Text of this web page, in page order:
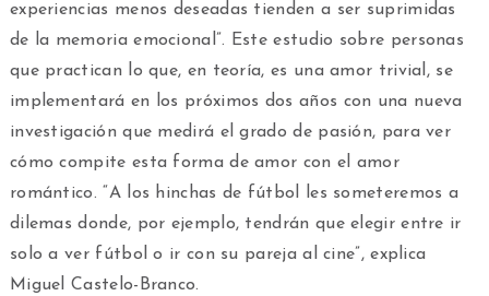
experiencias menos deseadas tienden a ser suprimidas
de la memoria emocional”. Este estudio sobre personas
que practican lo que, en teoría, es una amor trivial, se
implementará en los próximos dos años con una nueva
investigación que medirá el grado de pasión, para ver
cómo compite esta forma de amor con el amor
romántico. “A los hinchas de fútbol les someteremos a
dilemas donde, por ejemplo, tendrán que elegir entre ir
solo a ver fútbol o ir con su pareja al cine”, explica
Miguel Castelo-Branco.